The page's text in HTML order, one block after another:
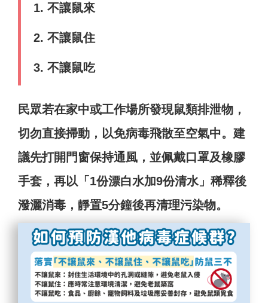
1. 不讓鼠來
2. 不讓鼠住
3. 不讓鼠吃
民眾若在家中或工作場所發現鼠類排泄物，
切勿直接掃動，以免病毒飛散至空氣中。建
議先打開門窗保持通風，並佩戴口罩及橡膠
手套，再以「1份漂白水加9份清水」稀釋後
潑灑消毒，靜置5分鐘後再清理污染物。